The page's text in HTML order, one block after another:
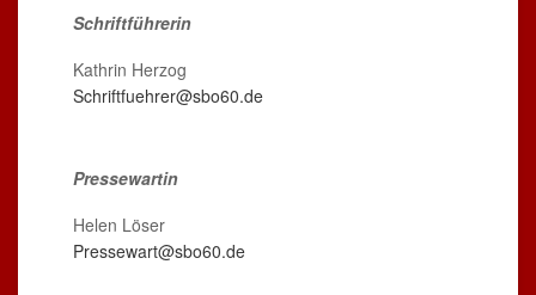
Schriftführerin
Kathrin Herzog
Schriftfuehrer@sbo60.de
Pressewartin
Helen Löser
Pressewart@sbo60.de